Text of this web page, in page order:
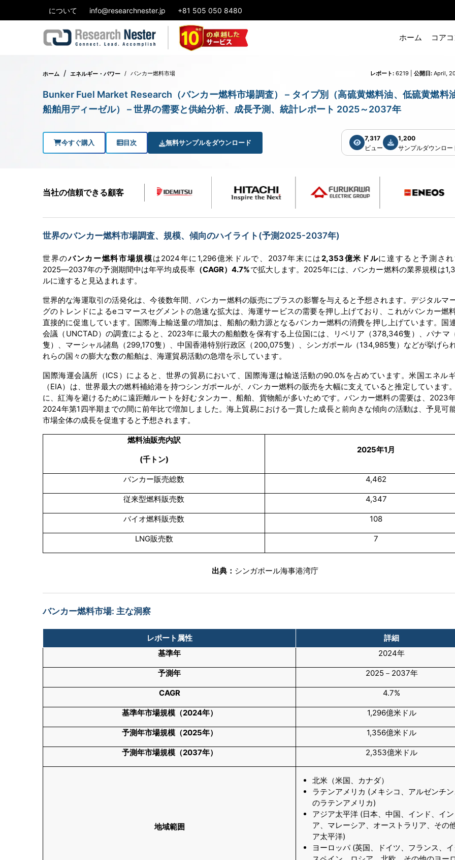
について info@researchnester.jp +81 505 050 8480
ホーム コア
ホーム エネルギー・パワー バンカー燃料市場 レポート: 6219 | 公開日: April,
Bunker Fuel Market Research（バンカー燃料市場調査） – タイプ別（高硫黄燃料油、低硫黄燃料油
船舶用ディーゼル） – 世界の需要と供給分析、成長予測、統計レポート 2025～2037年
今すぐ購入 目次 無料サンプルをダウンロード
7,317
ビュー
1,200
サンプルダウンロー
当社の信頼できる顧客
世界のバンカー燃料市場調査、規模、傾向のハイライト(予測2025-2037年)
世界のバンカー燃料市場規模は2024年に1,296億米ドルで、2037年末には 2,353億米ドルに達すると予測され
2025―2037年の予測期間中は年平均成長率（CAGR）4.7%で拡大します。2025年には、バンカー燃料の業界規模は
ルに達すると見込まれます。
世界的な海運取引の活発化は、今後数年間、バンカー燃料の販売にプラスの影響を与えると予想されます。デジタルマ
グのトレンドによるeコマースセグメントの急速な拡大は、海運サービスの需要を押し上げており、これがバンカー燃
直接的に促進しています。国際海上輸送量の増加は、船舶の動力源となるバンカー燃料の消費を押し上げています。国
会議（UNCTAD）の調査によると、2023年に最大の船舶数を保有する上位国には、リベリア（378,346隻）、パナマ
隻）、マーシャル諸島（299,170隻）、中国香港特別行政区（200,075隻）、シンガポール（134,985隻）などが挙げら
れらの国々の膨大な数の船舶は、海運貿易活動の急増を示しています。
国際海運会議所（ICS）によると、世界の貿易において、国際海運は輸送活動の90.0%を占めています。米国エネル
（EIA）は、世界最大の燃料補給港を持つシンガポールが、バンカー燃料の販売を大幅に支えていると推定しています
に、紅海を避けるために遠距離ルートを好むタンカー、船舶、貨物船が多いためです。バンカー燃料の需要は、2023
2024年第1四半期までの間に前年比で増加しました。海上貿易における一貫した成長と前向きな傾向の活動は、予見可
市場全体の成長を促進すると予想されます。
燃料油販売内訳
(千トン)
2025年1月
バンカー販売総数 4,462
従来型燃料販売数 4,347
バイオ燃料販売数 108
LNG販売数 7
出典： シンガポール海事港湾庁
バンカー燃料市場: 主な洞察
レポート属性
詳細
基準年
2024年
予測年 2025－2037年
CAGR 4.7%
基準年市場規模（2024年） 1,296億米ドル
予測年市場規模（2025年） 1,356億米ドル
予測年市場規模（2037年） 2,353億米ドル
地域範囲
北米（米国、カナダ）
ラテンアメリカ (メキシコ、アルゼンチ
のラテンアメリカ)
アジア太平洋 (日本、中国、インド、イ
ア、マレーシア、オーストラリア、その
ア太平洋)
ヨーロッパ (英国、ドイツ、フランス、イ